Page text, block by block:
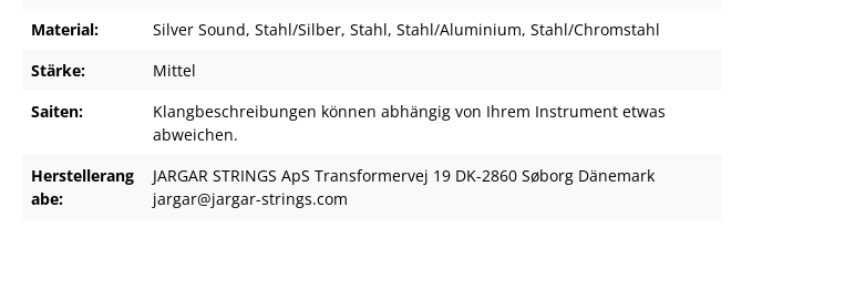
Material: Silver Sound, Stahl/Silber, Stahl, Stahl/Aluminium, Stahl/Chromstahl
Stärke:
Mittel
Saiten:
Klangbeschreibungen können abhängig von Ihrem Instrument etwas
abweichen.
Herstellerang
abe:
JARGAR STRINGS ApS Transformervej 19 DK-2860 Søborg Dänemark
jargar@jargar-strings.com